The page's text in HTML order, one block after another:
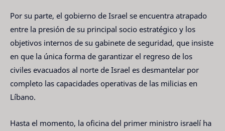
Por su parte, el gobierno de Israel se encuentra atrapado
entre la presión de su principal socio estratégico y los
objetivos internos de su gabinete de seguridad, que insiste
en que la única forma de garantizar el regreso de los
civiles evacuados al norte de Israel es desmantelar por
completo las capacidades operativas de las milicias en
Líbano.
Hasta el momento, la oficina del primer ministro israelí ha